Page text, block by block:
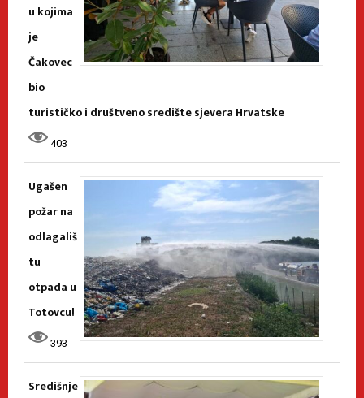
u kojima
je
Čakovec
bio
turističko i društveno središte sjevera Hrvatske
403
Ugašen
požar na
odlagališ
tu
otpada u
Totovcu!
393
Središnje